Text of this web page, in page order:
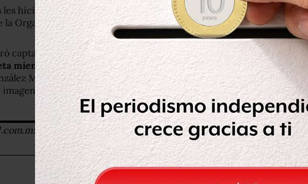
les hiciera faltamás “color”, hoy
la nota la da Mario
la Organización Deportiva Panamericana (ODEPA).
captarlo en un momento en el que
el “mandatario
mientras era fotografiado por el gobernador del
Márquez, pero para que juzguen por sí mismos,
publicada en www.record.com.mx: